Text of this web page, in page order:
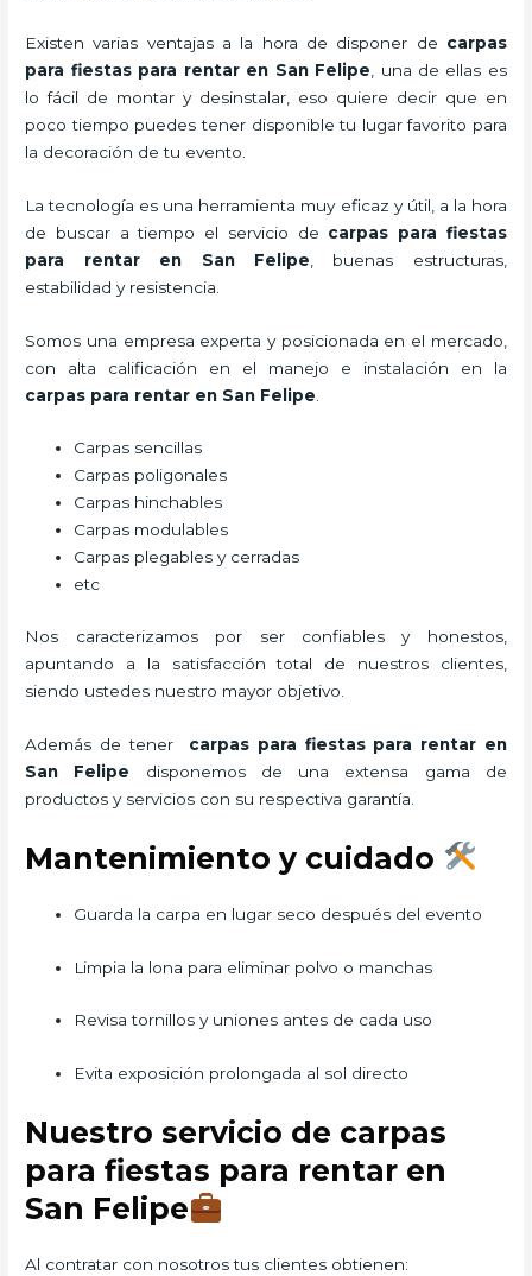
Existen varias ventajas a la hora de disponer de carpas
para fiestas para rentaren San Felipe , una de ellas es
lo fácil de montar y desinstalar, eso quiere decir que en
poco tiempo puedes tener disponible tu lugar favorito para
la decoración de tu evento.
La tecnología es una herramienta muy eficaz y útil, a la hora
de buscar a tiempo el servicio de carpas para fiestas
para rentaren San Felipe , buenas estructuras,
estabilidad y resistencia.
Somos una empresa experta y posicionada en el mercado,
con alta calificación en el manejo e instalación en la
carpas para rentar en San Felipe
Carpas sencillas
Carpas poligonales
Carpas hinchables
Carpas modulables
Carpas plegables y cerradas
etc
Nos caracterizamos por ser confiables y honestos,
apuntando a la satisfacción total de nuestros clientes,
siendo ustedes nuestro mayor objetivo.
Además de tener carpas para fiestas para rentar en
San Felipe disponemos de una extensa gama de
productos y servicios con su respectiva garantía.
Mantenimiento y cuidado
Guarda la carpa en lugar seco después del evento
Limpia la lona para eliminar polvo o manchas
Revisa tornillos y uniones antes de cada uso
Evita exposición prolongada al sol directo
Nuestro servicio de carpas
para fiestas para rentar en
San Felipe
Al contratar con nosotros tus clientes obtienen: